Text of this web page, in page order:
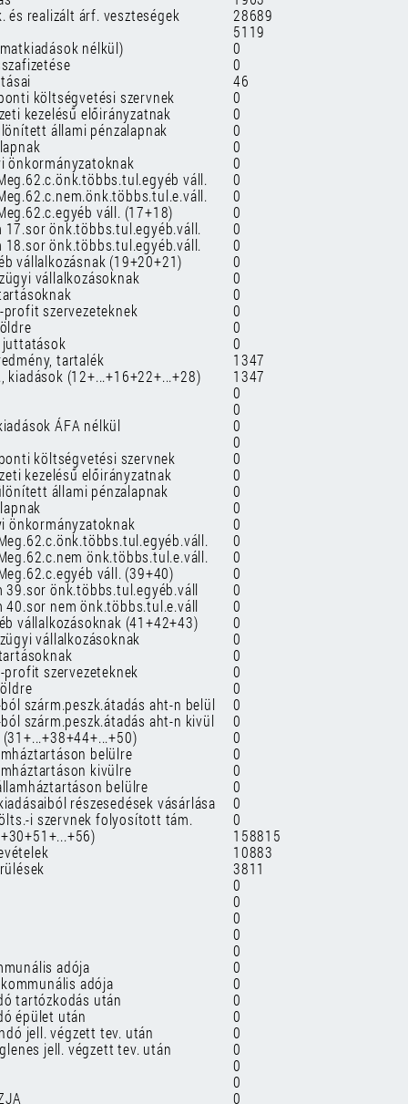
és realizált árf. veszteségek
28689
5119
nélkül)
0
0
46
költségvetési szervnek
0
kezelésű előirányzatnak
0
állami pénzalapnak
0
0
önkormányzatoknak
0
váll.
0
0
váll. (17+18)
0
17.sor önk.többs.tul.egyéb.váll.
0
18.sor önk.többs.tul.egyéb.váll.
0
vállalkozásnak (19+20+21)
0
vállalkozásoknak
0
0
szervezeteknek
0
0
juttatások
0
tartalék
1347
kiadások (12+...+16+22+...+28)
1347
0
0
ÁFA nélkül
0
0
költségvetési szervnek
0
kezelésű előirányzatnak
0
állami pénzalapnak
0
0
önkormányzatoknak
0
0
önk.többs.tul.e.váll.
0
váll. (39+40)
0
39.sor önk.többs.tul.egyéb.váll
0
40.sor nem önk.többs.tul.e.váll
0
vállalkozásoknak (41+42+43)
0
vállalkozásoknak
0
0
szervezeteknek
0
0
szárm.peszk.átadás aht-n belül
0
szárm.peszk.átadás aht-n kivül
0
0
belülre
0
kivülre
0
belülre
0
részesedések vásárlása
0
i szervnek folyosított tám.
0
158815
10883
3811
0
0
0
0
0
adója
0
adója
0
tartózkodás után
0
épület után
0
jell. végzett tev. után
0
jell. végzett tev. után
0
0
0
0